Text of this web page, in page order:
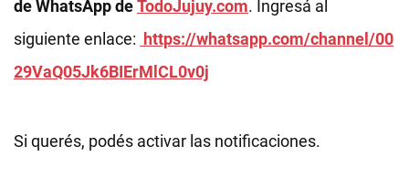
de WhatsApp deTodoJujuy.com. Ingresá al
siguiente enlace: https://whatsapp.com/channel/00
29VaQ05Jk6BIErMlCL0v0j
Si querés, podés activar las notificaciones.